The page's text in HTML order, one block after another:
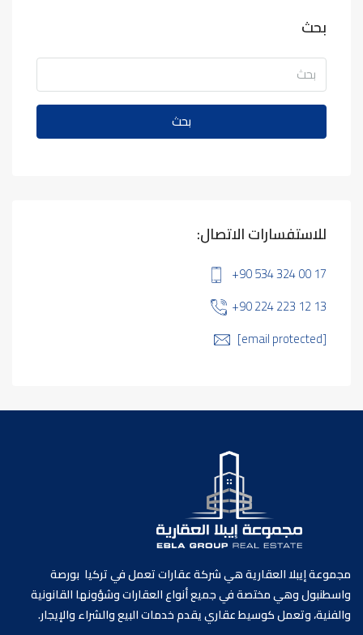
بحث
بحث
للاستفسارات الاتصال:
+90 534 324 00 17
+90 224 223 12 13
[email protected]
مجموعة إيبلا العقارية هي شركة عقارات تعمل في تركيا بورصة
واسطنبول وهي مختصة في جميع أنواع العقارات وشؤونها القانونية
والفنية، وتعمل كوسيط عقاري يقدم خدمات البيع والشراء والإيجار.